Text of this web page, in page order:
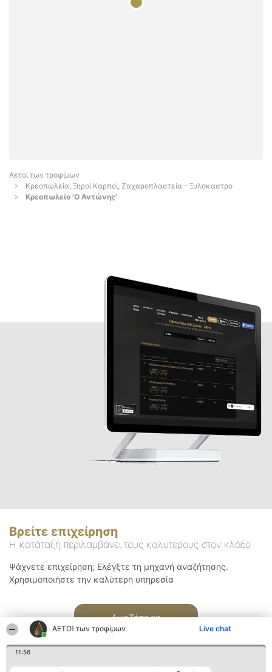
ΑΕΤΟΊ των τροφίμων Live chat
11:56
Αετοί των τροφίμων
Κρεοπωλεία, Ξηροί Καρποί, Ζαχαροπλαστεία - Ξυλοκαστρο
Κρεοπωλείο 'Ο Αντώνης'
Βρείτε επιχείρηση
Η κατάταξη περιλαμβάνει τους καλύτερους στον κλάδο
Ψάχνετε επιχείρηση; Ελέγξτε τη μηχανή αναζήτησης.
Χρησιμοποιήστε την καλύτερη υπηρεσία
Αναζήτηση